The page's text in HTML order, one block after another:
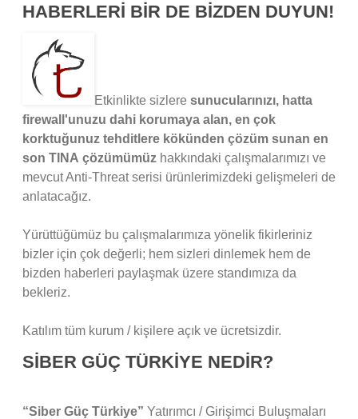
HABERLERİ BİR DE BİZDEN DUYUN!
Etkinlikte sizlere sunucularınızı, hatta
firewall'unuzu dahi korumaya alan, en çok
korktuğunuz tehditlere kökünden çözüm sunan en
son TINA çözümümüz hakkındaki çalışmalarımızı ve
mevcut Anti-Threat serisi ürünlerimizdeki gelişmeleri de
anlatacağız.
Yürüttüğümüz bu çalışmalarımıza yönelik fikirleriniz
bizler için çok değerli; hem sizleri dinlemek hem de
bizden haberleri paylaşmak üzere standımıza da
bekleriz.
Katılım tüm kurum / kişilere açık ve ücretsizdir.
SİBER GÜÇ TÜRKİYE NEDİR?
“Siber Güç Türkiye” Yatırımcı / Girişimci Buluşmaları